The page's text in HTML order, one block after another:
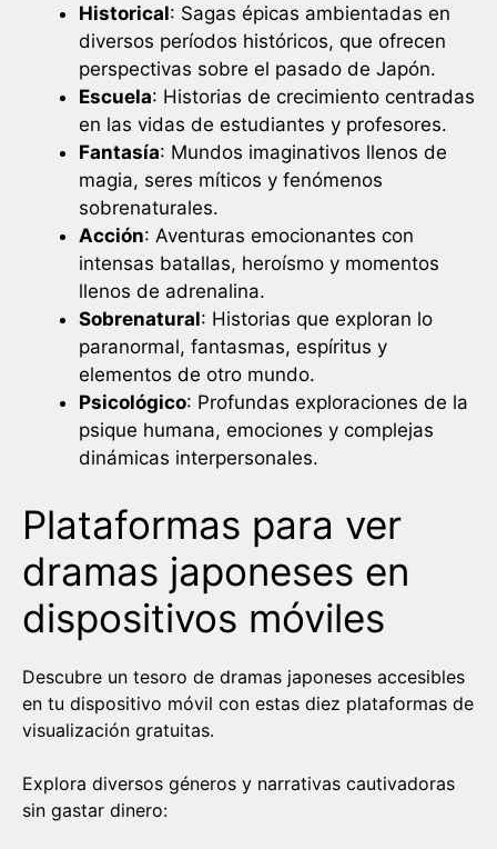
Historical: Sagas épicas ambientadas en
diversos períodos históricos, que ofrecen
perspectivas sobre el pasado de Japón.
Escuela: Historias de crecimiento centradas
en las vidas de estudiantes y profesores.
Fantasía: Mundos imaginativos llenos de
magia, seres míticos y fenómenos
sobrenaturales.
Acción: Aventuras emocionantes con
intensas batallas, heroísmo y momentos
llenos de adrenalina.
Sobrenatural: Historias que exploran lo
paranormal, fantasmas, espíritus y
elementos de otro mundo.
Psicológico: Profundas exploraciones de la
psique humana, emociones y complejas
dinámicas interpersonales.
Plataformas para ver
dramas japoneses en
dispositivos móviles
Descubre un tesoro de dramas japoneses accesibles
en tu dispositivo móvil con estas diez plataformas de
visualización gratuitas.
Explora diversos géneros y narrativas cautivadoras
sin gastar dinero: